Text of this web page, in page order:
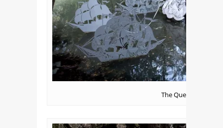
The Queen’s Armada